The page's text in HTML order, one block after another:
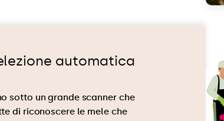
automatica
sotto un grande scanner che
di riconoscere le mele che